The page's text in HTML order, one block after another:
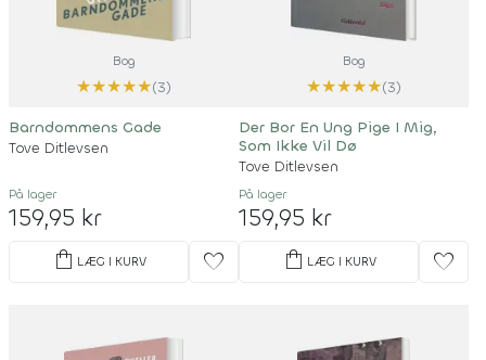
Bog
★★★★★(3)
Barndommens Gade
Tove Ditlevsen
På lager
159,95 kr
shopping_bag LÆG I KURV favorite
Bog
★★★★★(3)
Der Bor En Ung Pige I Mig,
Som Ikke Vil Dø
Tove Ditlevsen
På lager
159,95 kr
shopping_bag LÆG I KURV favorite